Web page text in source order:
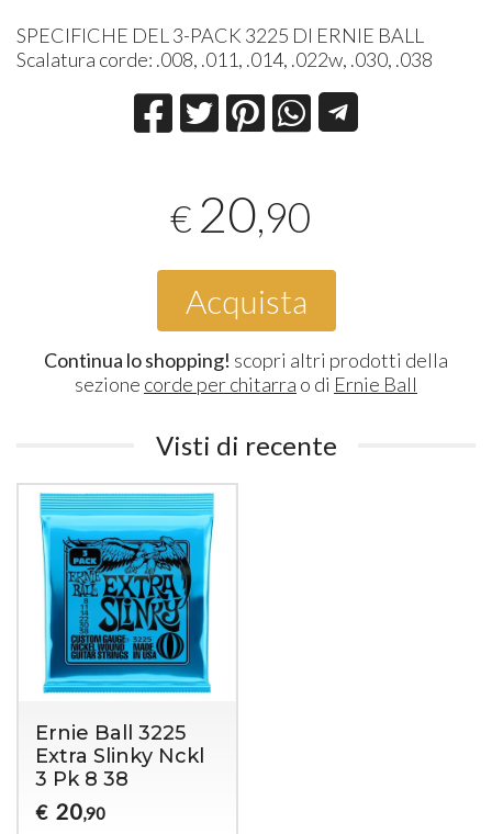
SPECIFICHE DEL 3-PACK 3225 DI ERNIE BALL
Scalatura corde: .008, .011, .014, .022w, .030, .038
€ 20,90
Acquista
Continua lo shopping! scopri altri prodotti della
sezione corde per chitarra o di Ernie Ball
Visti di recente
Ernie Ball 3225
Extra Slinky Nckl
3 Pk 8 38
€ 20,90